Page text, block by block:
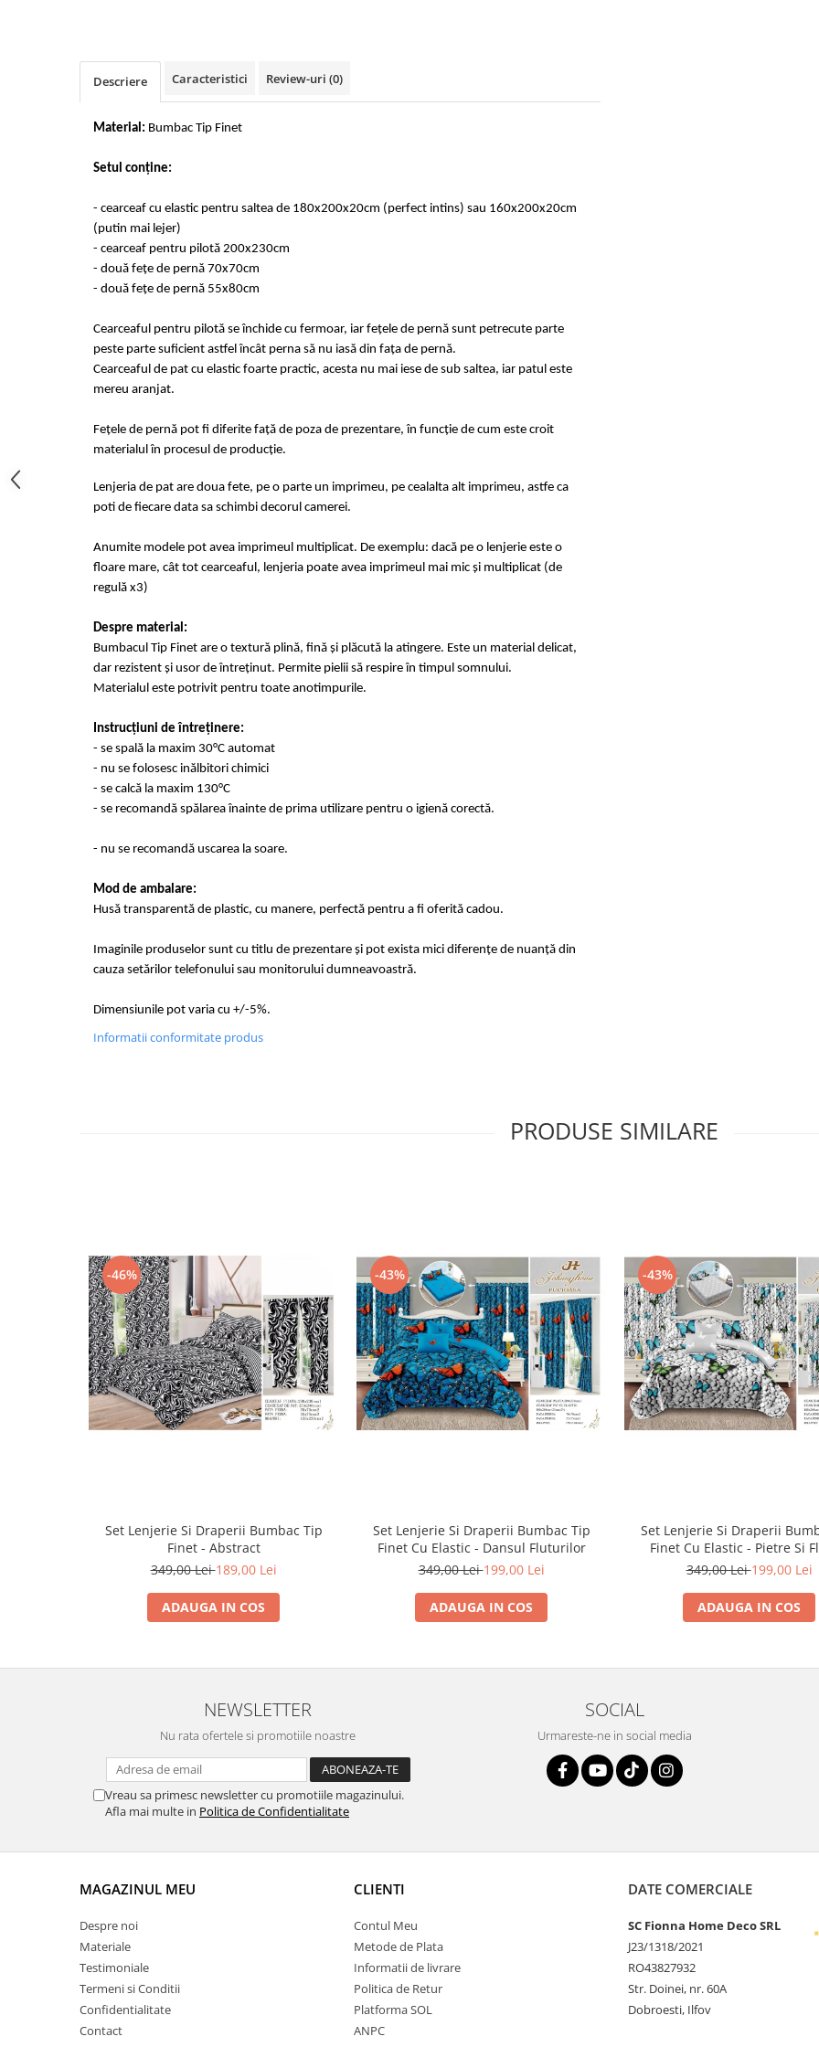
Lenjerii Catifea
Cearceaf cu elastic
Lenjerii Pufoase Fluffy/ Rabbit
Bumbac Neted Nesatinat
Bumbac 100%
Lenjerii Satin Premium
Lenjerii Jacquard
Lenjerii Creponate
Lenjerii pentru PASTE
Set Lenjerie + Draperii Pat Dublu
Huse Impermeabile
Huse Impermeabile 160x200cm
Descriere Caracteristici Review-uri (0)
Material: Bumbac Tip Finet
Setul conține:
- cearceaf cu elastic pentru saltea de 180x200x20cm (perfect intins) sau 160x200x20cm
(putin mai lejer)
- cearceaf pentru pilotă 200x230cm
- două fețe de pernă 70x70cm
- două fețe de pernă 55x80cm
Cearceaful pentru pilotă se închide cu fermoar, iar fețele de pernă sunt petrecute parte
peste parte suficient astfel încât perna să nu iasă din fața de pernă.
Cearceaful de pat cu elastic foarte practic, acesta nu mai iese de sub saltea, iar patul este
mereu aranjat.
Fețele de pernă pot fi diferite față de poza de prezentare, în funcție de cum este croit
materialul în procesul de producție.
Lenjeria de pat are doua fete, pe o parte un imprimeu, pe cealalta alt imprimeu, astfe ca
poti de fiecare data sa schimbi decorul camerei.
Anumite modele pot avea imprimeul multiplicat. De exemplu: dacă pe o lenjerie este o
floare mare, cât tot cearceaful, lenjeria poate avea imprimeul mai mic și multiplicat (de
regulă x3)
Despre material:
Bumbacul Tip Finet are o textură plină, fină și plăcută la atingere. Este un material delicat,
dar rezistent și usor de întreținut. Permite pielii să respire în timpul somnului.
Materialul este potrivit pentru toate anotimpurile.
Instrucțiuni de întreținere:
- se spală la maxim 30°C automat
- nu se folosesc inălbitori chimici
- se calcă la maxim 130°C
- se recomandă spălarea înainte de prima utilizare pentru o igienă corectă.
- nu se recomandă uscarea la soare.
Mod de ambalare:
Husă transparentă de plastic, cu manere, perfectă pentru a fi oferită cadou.
Imaginile produselor sunt cu titlu de prezentare și pot exista mici diferențe de nuanță din
cauza setărilor telefonului sau monitorului dumneavoastră.
Dimensiunile pot varia cu +/-5%.
Informatii conformitate produs
PRODUSE SIMILARE
-46%
Set Lenjerie Si Draperii Bumbac Tip
Finet - Abstract
349,00 Lei189,00 Lei
ADAUGA IN COS
-43%
Set Lenjerie Si Draperii Bumbac Tip
Finet Cu Elastic - Dansul Fluturilor
349,00 Lei199,00 Lei
ADAUGA IN COS
-43%
Set Lenjerie Si Draperii
Finet Cu Elastic - Pietre Si
349,00 Lei199,00 Lei
ADAUGA IN COS
NEWSLETTER
Nu rata ofertele si promotiile noastre
Vreau sa primesc newsletter cu promotiile magazinului.
Afla mai multe in Politica de Confidentialitate
SOCIAL
Urmareste-ne in social media
MAGAZINUL MEU
Despre noi
Materiale
Testimoniale
Termeni si Conditii
Confidentialitate
Contact
CLIENTI
Contul Meu
Metode de Plata
Informatii de livrare
Politica de Retur
Platforma SOL
ANPC
DATE COMERCIALE
SC Fionna Home Deco SRL
J23/1318/2021
RO43827932
Str. Doinei, nr. 60A
Dobroesti, Ilfov